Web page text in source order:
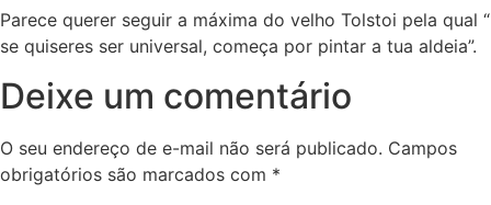
Parece querer seguir a máxima do velho Tolstoi pela qual “
se quiseres ser universal, começa por pintar a tua aldeia”.
Deixe um comentário
O seu endereço de e-mail não será publicado. Campos
obrigatórios são marcados com *